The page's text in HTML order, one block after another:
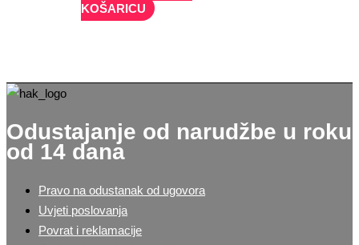
KOŠARICU
Odustajanje od narudžbe u roku
od 14 dana
Pravo na odustanak od ugovora
Uvjeti poslovanja
Povrat i reklamacije